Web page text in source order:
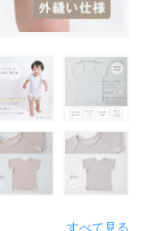
すべて見る